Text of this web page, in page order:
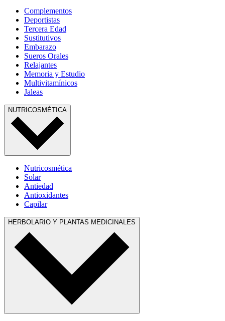
Complementos
Deportistas
Tercera Edad
Sustitutivos
Embarazo
Sueros Orales
Relajantes
Memoria y Estudio
Multivitamínicos
Jaleas
NUTRICOSMÉTICA
Nutricosmética
Solar
Antiedad
Antioxidantes
Capilar
HERBOLARIO Y PLANTAS MEDICINALES